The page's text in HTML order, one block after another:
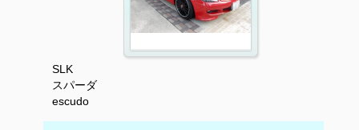
SLK
スパーダ
escudo